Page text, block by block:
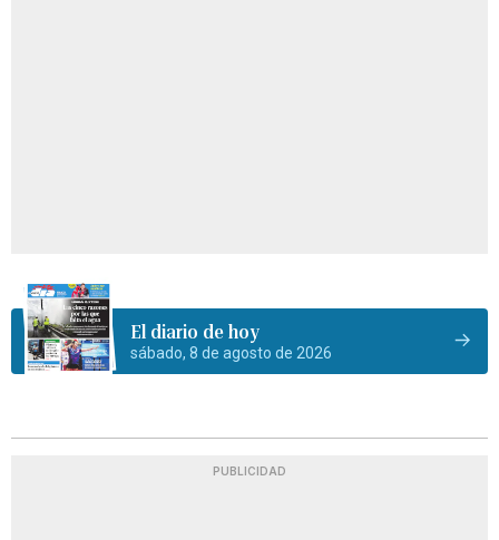
El diario de hoy
sábado, 8 de agosto de 2026
PUBLICIDAD